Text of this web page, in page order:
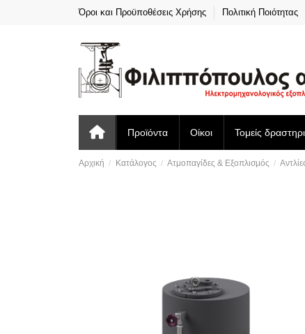
Όροι και Προϋποθέσεις Χρήσης Πολιτική Ποιότητας
Προϊόντα Οίκοι Τομείς
Αρχική Κατάλογος Ατμοπαγίδες & Εξοπλισμός